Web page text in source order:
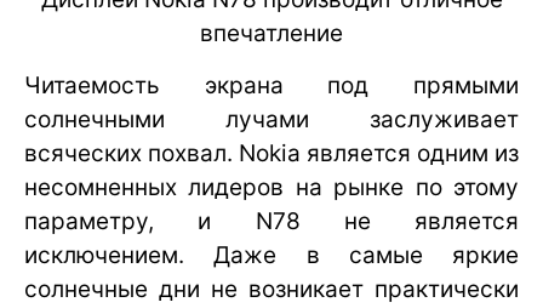
впечатление
Читаемость экрана под прямыми
солнечными лучами заслуживает
всяческих похвал. Nokia является одним из
несомненных лидеров на рынке по этому
параметру, и N78 не является
исключением. Даже в самые яркие
солнечные дни не возникает практически